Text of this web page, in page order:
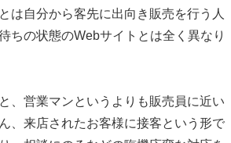
は自分から客先に出向き販売を行う人
ちの状態のWebサイトとは全く異なり
、営業マンというよりも販売員に近い
、来店されたお客様に接客という形で